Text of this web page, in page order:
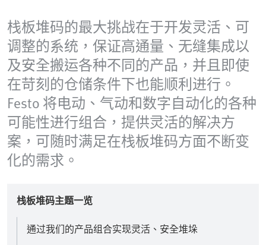
栈板堆码的最大挑战在于开发灵活、可
调整的系统，保证高通量、无缝集成以
及安全搬运各种不同的产品，并且即使
在苛刻的仓储条件下也能顺利进行。
Festo 将电动、气动和数字自动化的各种
可能性进行组合，提供灵活的解决方
案，可随时满足在栈板堆码方面不断变
化的需求。
栈板堆码主题一览
通过我们的产品组合实现灵活、安全堆垛